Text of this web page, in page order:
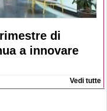
di
a innovare
Vedi tutte